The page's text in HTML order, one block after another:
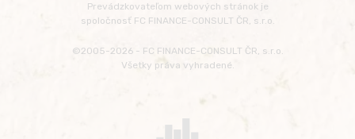
Prevádzkovateľom webových stránok je
spoločnosť FC FINANCE-CONSULT ČR, s.r.o.
©2005-2026 - FC FINANCE-CONSULT ČR, s.r.o.
Všetky práva vyhradené.